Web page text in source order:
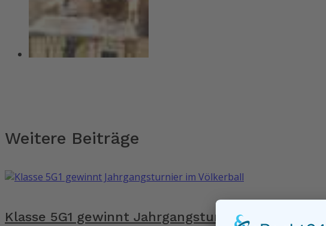
Weitere Beiträge
Klasse 5G1 gewinnt Jahrgangsturnier im Völkerball